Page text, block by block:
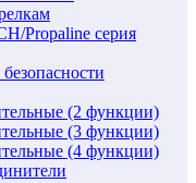
Propaline серия
(2 функции)
(3 функции)
(4 функции)